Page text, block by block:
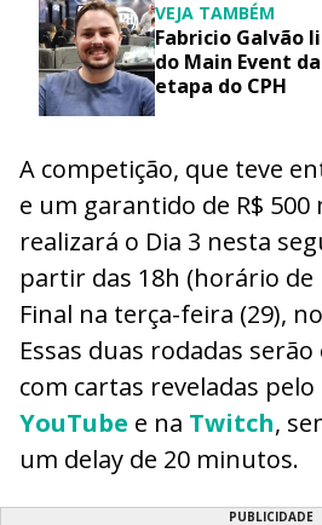
VEJA TAMBÉM
Fabricio Galvão
do Main Event
etapa do CPH
A competição, que teve
e um garantido de R$ 500
realizará o Dia 3 nesta
partir das 18h (horário de
Final na terça-feira (29),
Essas duas rodadas
com cartas reveladas
YouTube e na Twitch,
um delay de 20 minutos.
PUBLICIDADE